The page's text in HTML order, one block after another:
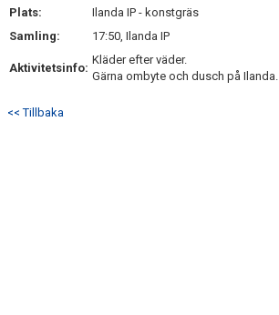
BILDGALLERI
Plats:
Ilanda IP - konstgräs
Samling:
17:50, Ilanda IP
Aktivitetsinfo:
Kläder efter väder.
Gärna ombyte och dusch på Ilanda.
<< Tillbaka